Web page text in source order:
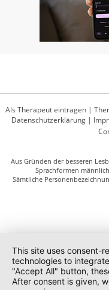
Als Therapeut eintragen |
Datenschutzerklärung|
Aus Gründen der besseren
Sprachformen
Sämtliche
This site uses consent-
technologies to
"Accept All" button,
After consent is given,